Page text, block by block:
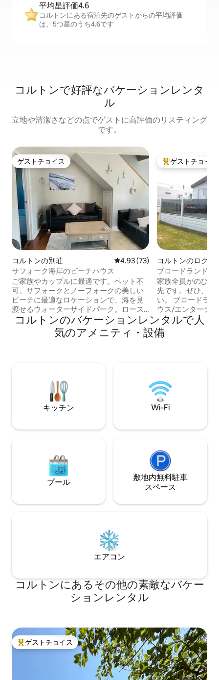
平均星評価4.6
コルトンにある宿泊先のゲストからの平均評価
は、5つ星のうち4.6です
コルトンで好評なバケーションレンタ
ル
立地や清潔さなどの点でゲストに高評価のリスティング
です。
ゲストチョイス
ゲストチョイス
コルトンの別荘 レビュー73件、5つ星中4.93つ
4.93 (73)
サフォーク海岸のビーチハウス
ご家族やカップルに最適です。ペット不
可。サフォークとノーフォークの美しい
ビーチに最適なロケーションで、海を見
渡せるウォーターサイドパーク。ロース
トフトは4マイル、グレートヤーマスは8
マイル、サウスウォールドは15マイルで
す。ノーフォーク・ブロードスへのアク
敷地内にはレストランとビリヤード台が
あります。ショップ、パブ、テイクアウ
トに近いです。近くにはテーマパークと
アフリカ・アライブがあります。敷地内
大好評のゲスト
ゲストチョイス
コルトンのログハ
ブロードランドサ
家族全員がのびの
先です。ぜひ、み
い。 ブロードラ
ウス/エンターテ
ン/屋内プール/チ
レンタルなどを備
す。海を眺めるロ
がある3ベッドル
備の整ったキッチ
リビングルームが
す。広いパティオ
コルトンのバケーションレンタルで人
気のアメニティ・設備
キッチン Wi-Fi
プール
敷地内無料駐⁠車
ス⁠ペ⁠ー⁠ス
エアコン
コルトンにあるその他の素敵なバケー
ションレンタル
大好評のゲストチョイスです。
ゲストチョイス